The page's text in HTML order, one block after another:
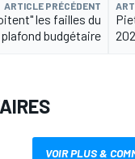
ARTICLE PRÉCÉDENT
les failles du
plafond budgétaire
VOIR PLUS &